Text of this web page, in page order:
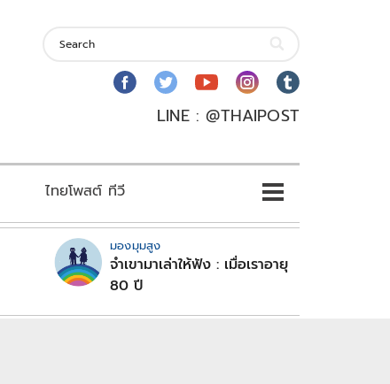
LINE : @THAIPOST
ไทยโพสต์ ทีวี
มองมุมสูง
จำเขามาเล่าให้ฟัง : เมื่อเราอายุ
80 ปี